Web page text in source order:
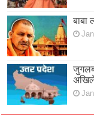
बाबा